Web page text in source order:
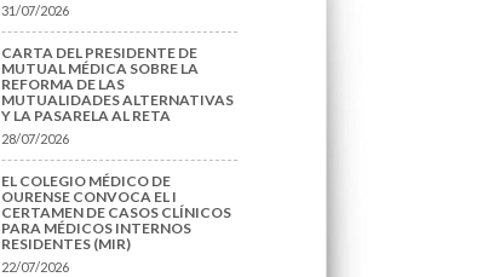
31/07/2026
CARTA DEL PRESIDENTE DE
MUTUAL MÉDICA SOBRE LA
REFORMA DE LAS
MUTUALIDADES ALTERNATIVAS
Y LA PASARELA AL RETA
28/07/2026
EL COLEGIO MÉDICO DE
OURENSE CONVOCA EL I
CERTAMEN DE CASOS CLÍNICOS
PARA MÉDICOS INTERNOS
RESIDENTES (MIR)
22/07/2026